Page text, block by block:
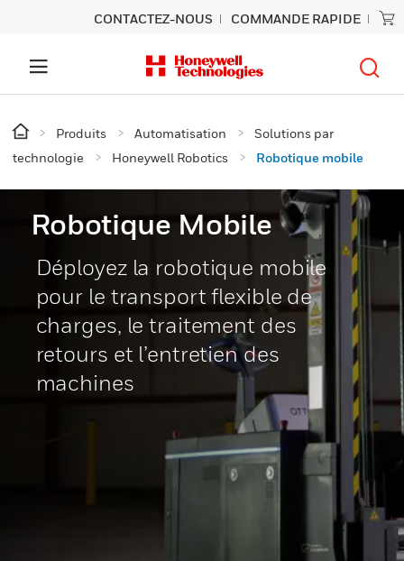
CONTACTEZ-NOUS COMMANDE RAPIDE
Produits Automatisation
Solutions par
technologie
Honeywell Robotics Robotique mobile
Robotique Mobile
Déployez la robotique mobile
pour le transport flexible de
charges, le traitement des
retours et l’entretien des
machines